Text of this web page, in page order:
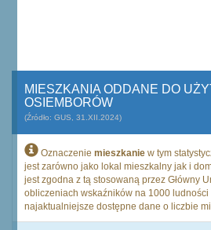
MIESZKANIA ODDANE DO
OSIEMBORÓW
(Źródło: GUS, 31.XII.2024)
Oznaczenie mieszkanie w tym
jest zarówno jako lokal mieszkalny jak i
jest zgodna z tą stosowaną przez Główny
obliczeniach wskaźników na 1000
najaktualniejsze dostępne dane o liczbie